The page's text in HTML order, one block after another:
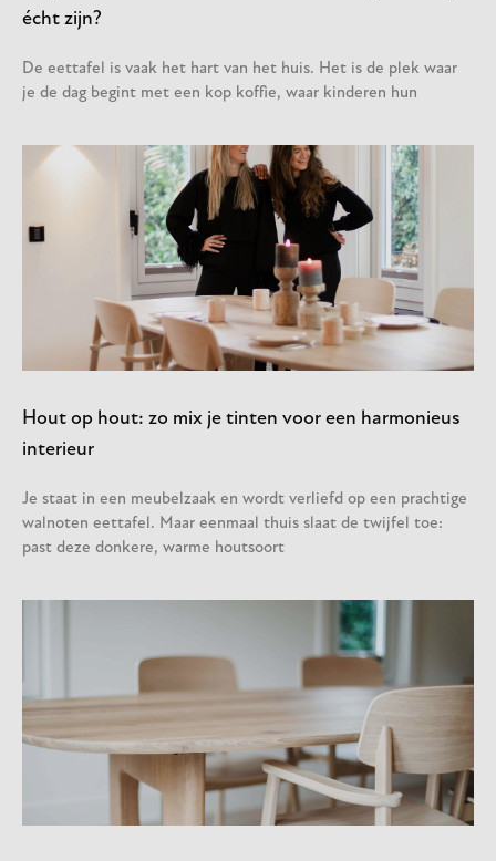
écht zijn?
De eettafel is vaak het hart van het huis. Het is de plek waar
je de dag begint met een kop koffie, waar kinderen hun
Hout op hout: zo mix je tinten voor een harmonieus
interieur
Je staat in een meubelzaak en wordt verliefd op een prachtige
walnoten eettafel. Maar eenmaal thuis slaat de twijfel toe:
past deze donkere, warme houtsoort